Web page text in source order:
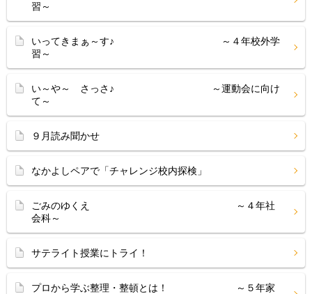
習～
いってきまぁ～す♪ ～４年校外学
習～
い～や～ さっさ♪ ～運動会に向け
て～
９月読み聞かせ
なかよしペアで「チャレンジ校内探検」
ごみのゆくえ ～４年社
会科～
サテライト授業にトライ！
プロから学ぶ整理・整頓とは！ ～５年家